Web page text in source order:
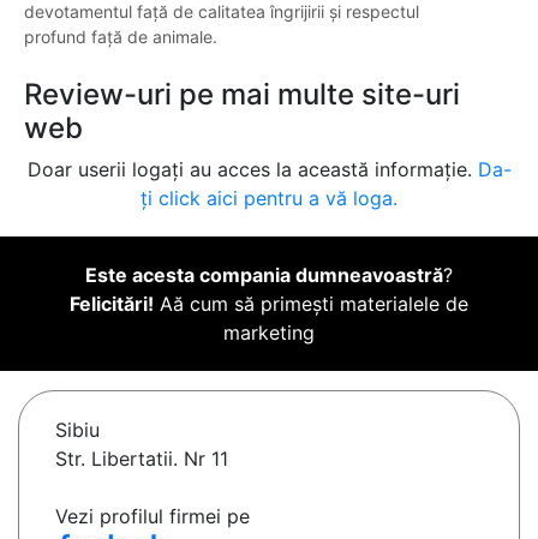
devotamentul față de calitatea îngrijirii și respectul
profund față de animale.
Review-uri pe mai multe site-uri
web
Doar userii logați au acces la această informație. Da-
ți click aici pentru a vă loga.
Este acesta compania dumneavoastră?
Felicitări! Aă cum să primești materialele de
marketing
Sibiu
Str. Libertatii. Nr 11
Vezi profilul firmei pe